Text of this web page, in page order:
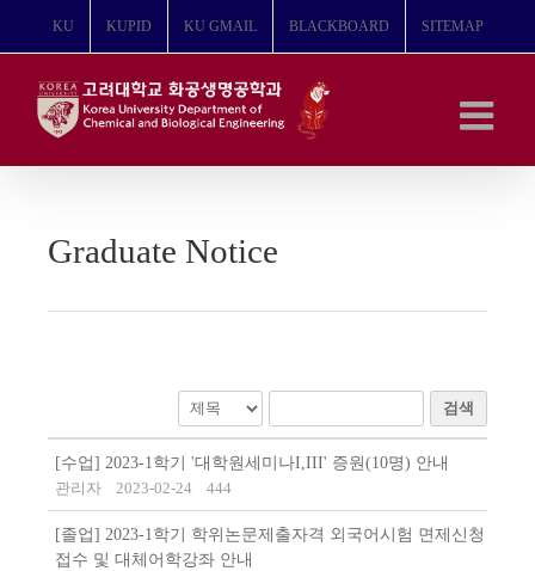
뛰
KU KUPID KU GMAIL BLACKBOARD SITEMAP
Graduate Notice
검색
[수업] 2023-1학기 '대학원세미나I,III' 증원(10명) 안내
관리자
2023-02-24 444
[졸업] 2023-1학기 학위논문제출자격 외국어시험 면제신청
접수 및 대체어학강좌 안내